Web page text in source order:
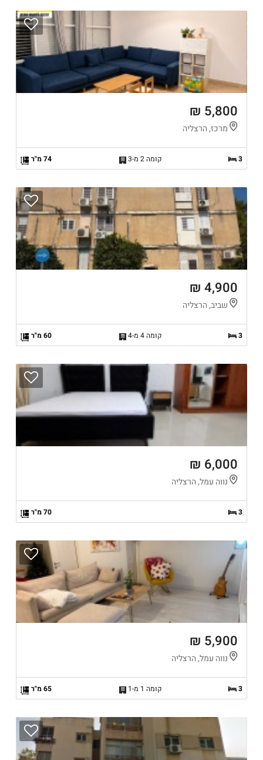
5,800 ₪
מרכז, הרצליה
3 קומה 2 מ-3 74 מ"ר
4,900 ₪
שביב, הרצליה
3 קומה 4 מ-4 60 מ"ר
6,000 ₪
נווה עמל, הרצליה
3 70 מ"ר
5,900 ₪
נווה עמל, הרצליה
3 קומה 1 מ-1 65 מ"ר